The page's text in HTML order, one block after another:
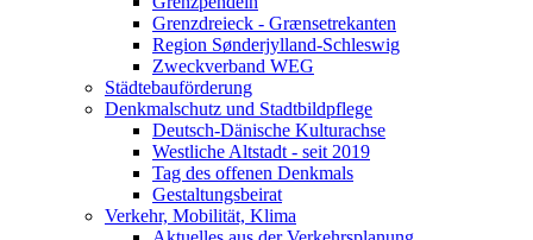
Grenzdreieck - Grænsetrekanten
Region Sønderjylland-Schleswig
Zweckverband WEG
Städtebauförderung
Denkmalschutz und Stadtbildpflege
Deutsch-Dänische Kulturachse
Westliche Altstadt - seit 2019
Tag des offenen Denkmals
Gestaltungsbeirat
Verkehr, Mobilität, Klima